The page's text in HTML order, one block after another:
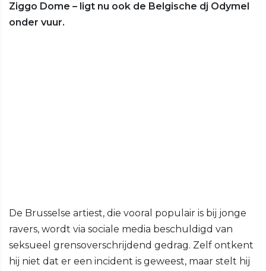
Ziggo Dome – ligt nu ook de Belgische dj Odymel
onder vuur.
De Brusselse artiest, die vooral populair is bij jonge
ravers, wordt via sociale media beschuldigd van
seksueel grensoverschrijdend gedrag. Zelf ontkent
hij niet dat er een incident is geweest, maar stelt hij